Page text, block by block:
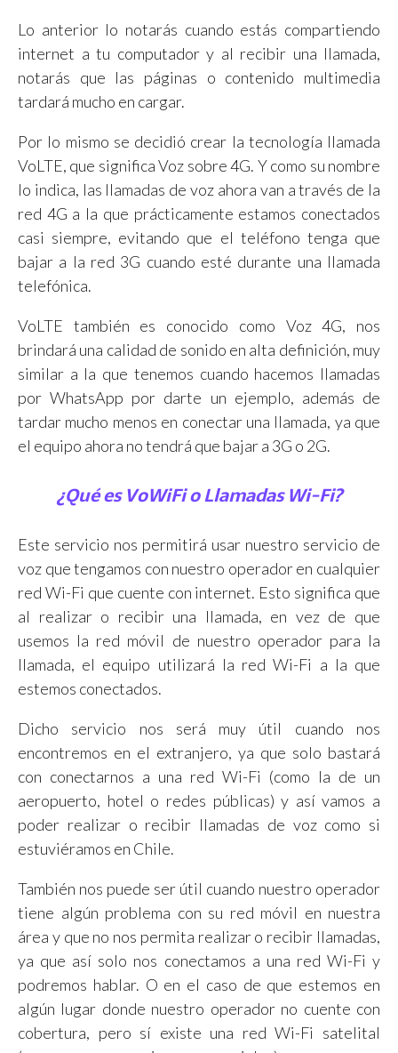
Lo anterior lo notarás cuando estás compartiendo
internet a tu computador y al recibir una llamada,
notarás que las páginas o contenido multimedia
tardará mucho en cargar.
Por lo mismo se decidió crear la tecnología llamada
VoLTE, que significa Voz sobre 4G. Y como su nombre
lo indica, las llamadas de voz ahora van a través de la
red 4G a la que prácticamente estamos conectados
casi siempre, evitando que el teléfono tenga que
bajar a la red 3G cuando esté durante una llamada
telefónica.
VoLTE también es conocido como Voz 4G, nos
brindará una calidad de sonido en alta definición, muy
similar a la que tenemos cuando hacemos llamadas
por WhatsApp por darte un ejemplo, además de
tardar mucho menos en conectar una llamada, ya que
el equipo ahora no tendrá que bajar a 3G o 2G.
¿Qué es VoWiFi o Llamadas Wi-Fi?
Este servicio nos permitirá usar nuestro servicio de
voz que tengamos con nuestro operador en cualquier
red Wi-Fi que cuente con internet. Esto significa que
al realizar o recibir una llamada, en vez de que
usemos la red móvil de nuestro operador para la
llamada, el equipo utilizará la red Wi-Fi a la que
estemos conectados.
Dicho servicio nos será muy útil cuando nos
encontremos en el extranjero, ya que solo bastará
con conectarnos a una red Wi-Fi (como la de un
aeropuerto, hotel o redes públicas) y así vamos a
poder realizar o recibir llamadas de voz como si
estuviéramos en Chile.
También nos puede ser útil cuando nuestro operador
tiene algún problema con su red móvil en nuestra
área y que no nos permita realizar o recibir llamadas,
ya que así solo nos conectamos a una red Wi-Fi y
podremos hablar. O en el caso de que estemos en
algún lugar donde nuestro operador no cuente con
cobertura, pero sí existe una red Wi-Fi satelital